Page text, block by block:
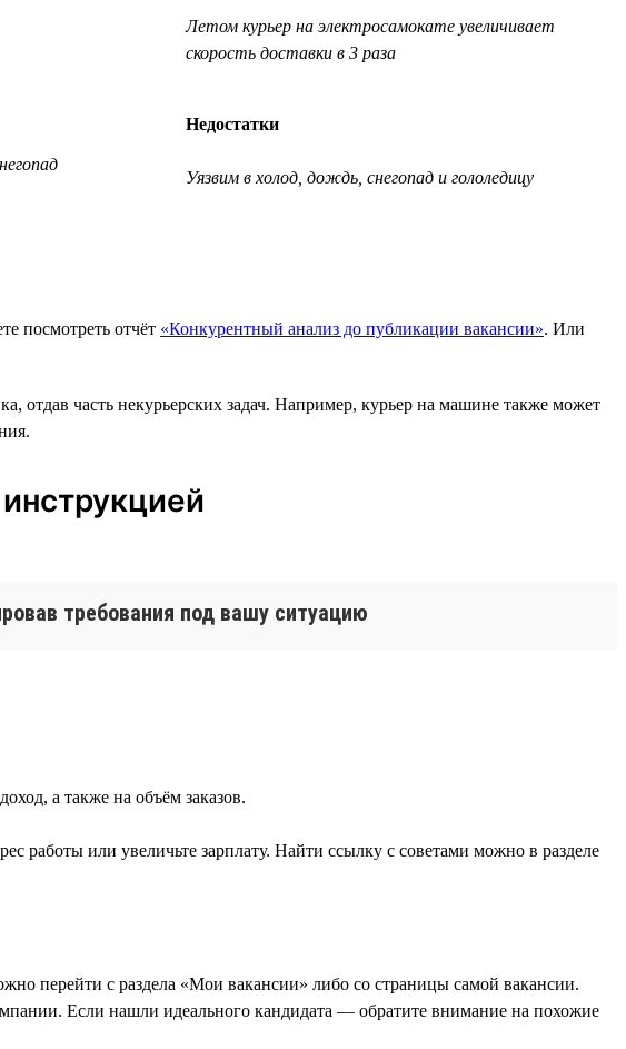
Летом курьер на электросамокате увеличивает
скорость доставки в 3 раза
Недостатки
Уязвим в холод, дождь, снегопад и гололедицу
посмотреть отчёт «Конкурентный анализ до публикации вакансии». Или
отдав часть некурьерских задач. Например, курьер на машине также может
требования под вашу ситуацию
а также на объём заказов.
работы или увеличьте зарплату. Найти ссылку с советами можно в разделе
перейти с раздела «Мои вакансии» либо со страницы самой вакансии.
Если нашли идеального кандидата — обратите внимание на похожие